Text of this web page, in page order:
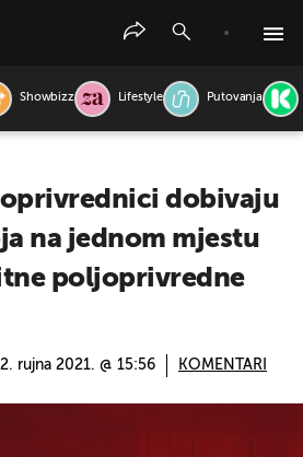
Showbizz Lifestyle Putovanja
dobivaju
na jednom mjestu
poljoprivredne
rujna 2021. @ 15:56 KOMENTARI